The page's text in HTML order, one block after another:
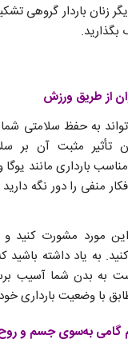
زنان باردار گروهی
بگذارید.
به حفظ سلامتی
تأثیر مثبت آن بر
بارداری مانند یوگا و
منفی را دور نگه
مورد مشورت کنید
کنید. به یاد داشته
به بدن شما آسیب
با وضعیت بارداری